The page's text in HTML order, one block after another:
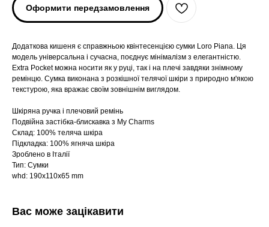
Оформити передзамовлення
Додаткова кишеня є справжньою квінтесенцією сумки Loro Piana. Ця
модель універсальна і сучасна, поєднує мінімалізм з елегантністю.
Extra Pocket можна носити як у руці, так і на плечі завдяки знімному
ремінцю. Сумка виконана з розкішної телячої шкіри з природно м'якою
текстурою, яка вражає своїм зовнішнім виглядом.
Шкіряна ручка і плечовий ремінь
Подвійна застібка-блискавка з My Charms
Склад: 100% теляча шкіра
Підкладка: 100% ягняча шкіра
Зроблено в Італії
Тип: Сумки
whd: 190x110x65 mm
Вас може зацікавити